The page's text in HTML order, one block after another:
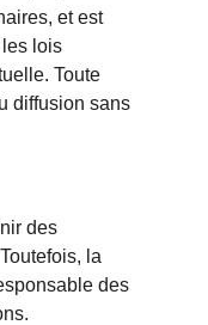
et est
les lois
Toute
diffusion sans
des
la
des